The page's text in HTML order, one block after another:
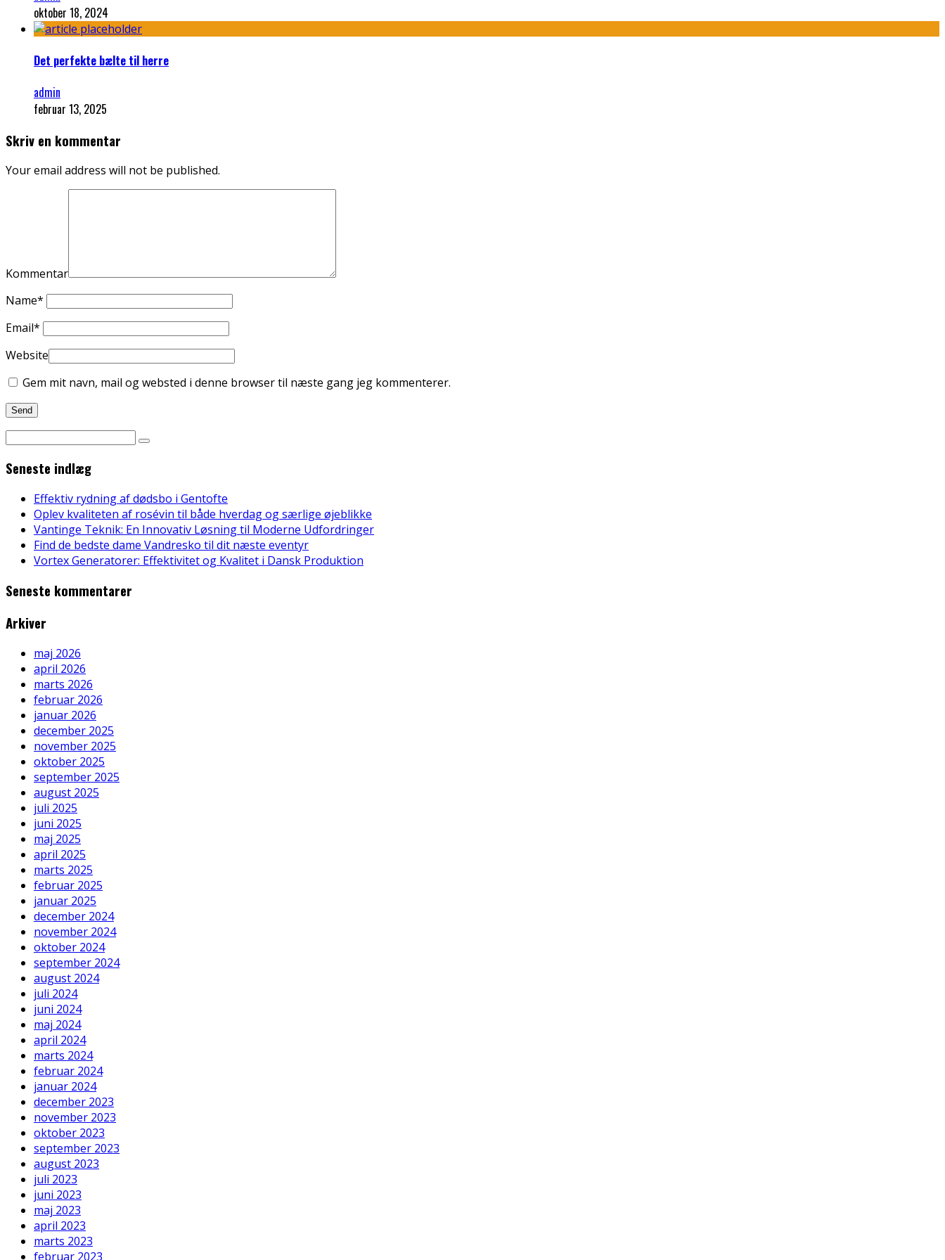
oktober 18, 2024
Det perfekte bælte til herre
admin
februar 13, 2025
Skriv en kommentar
Your email address will not be published.
Kommentar
Name*
Email*
Website
Gem mit navn, mail og websted i denne browser til næste gang jeg kommenterer.
Seneste indlæg
Effektiv rydning af dødsbo i Gentofte
Oplev kvaliteten af rosévin til både hverdag og særlige øjeblikke
Vantinge Teknik: En Innovativ Løsning til Moderne Udfordringer
Find de bedste dame Vandresko til dit næste eventyr
Vortex Generatorer: Effektivitet og Kvalitet i Dansk Produktion
Seneste kommentarer
Arkiver
maj 2026
april 2026
marts 2026
februar 2026
januar 2026
december 2025
november 2025
oktober 2025
september 2025
august 2025
juli 2025
juni 2025
maj 2025
april 2025
marts 2025
februar 2025
januar 2025
december 2024
november 2024
oktober 2024
september 2024
august 2024
juli 2024
juni 2024
maj 2024
april 2024
marts 2024
februar 2024
januar 2024
december 2023
november 2023
oktober 2023
september 2023
august 2023
juli 2023
juni 2023
maj 2023
april 2023
marts 2023
februar 2023